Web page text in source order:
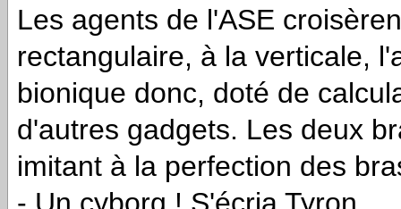
Les agents de l'ASE
rectangulaire, à la verticale,
bionique donc, doté de
d'autres gadgets. Les deux
imitant à la perfection des
- Un cyborg ! S'écria Tyron.